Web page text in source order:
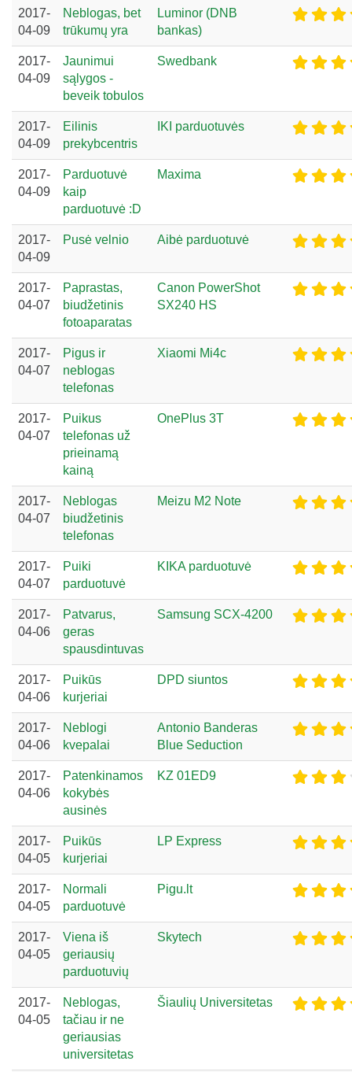
2017-
04-09
Neblogas, bet
trūkumų yra
Luminor (DNB
bankas)
2017-
04-09
Jaunimui
sąlygos -
beveik tobulos
Swedbank
2017-
04-09
Eilinis
prekybcentris
IKI parduotuvės
2017-
04-09
Parduotuvė
kaip
parduotuvė :D
Maxima
2017-
04-09
Pusė velnio Aibė parduotuvė
2017-
04-07
Paprastas,
biudžetinis
fotoaparatas
Canon PowerShot
SX240 HS
2017-
04-07
Pigus ir
neblogas
telefonas
Xiaomi Mi4c
2017-
04-07
Puikus
telefonas už
prieinamą
kainą
OnePlus 3T
2017-
04-07
Neblogas
biudžetinis
telefonas
Meizu M2 Note
2017-
04-07
Puiki
parduotuvė
KIKA parduotuvė
2017-
04-06
Patvarus,
geras
spausdintuvas
Samsung SCX-4200
2017-
04-06
Puikūs
kurjeriai
DPD siuntos
2017-
04-06
Neblogi
kvepalai
Antonio Banderas
Blue Seduction
2017-
04-06
Patenkinamos
kokybės
ausinės
KZ 01ED9
2017-
04-05
Puikūs
kurjeriai
LP Express
2017-
04-05
Normali
parduotuvė
Pigu.lt
2017-
04-05
Viena iš
geriausių
parduotuvių
Skytech
2017-
04-05
Neblogas,
tačiau ir ne
geriausias
universitetas
Šiaulių Universitetas